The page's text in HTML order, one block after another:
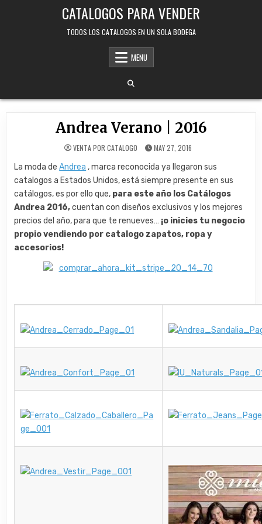
CATALOGOS PARA VENDER
TODOS LOS CATALOGOS EN UN SOLA BODEGA
MENU
Andrea Verano | 2016
VENTA POR CATALOGO
MAY 27, 2016
La moda deAndrea , marca reconocida ya llegaron sus
catalogos a Estados Unidos, está siempre presente en sus
catálogos, es por ello que, para este año los Catálogos
Andrea 2016,cuentan con diseños exclusivos y los mejores
precios del año, para que te renueves… ¡o inicies tu negocio
propio vendiendo por catalogo zapatos, ropa y
accesorios!